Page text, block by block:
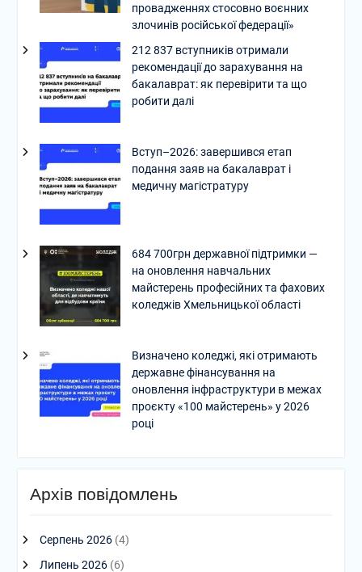
провадженнях стосовно воєнних
злочинів російської федерації»
212 837 вступників отримали
рекомендації до зарахування на
бакалаврат: як перевірити та що
робити далі
Вступ–2026: завершився етап
подання заяв на бакалаврат і
медичну магістратуру
684 700грн державної підтримки —
на оновлення навчальних
майстерень професійних та фахових
коледжів Хмельницької області
Визначено коледжі, які отримають
державне фінансування на
оновлення інфраструктури в межах
проєкту «100 майстерень» у 2026
році
Архів повідомлень
Серпень 2026(4)
Липень 2026(6)